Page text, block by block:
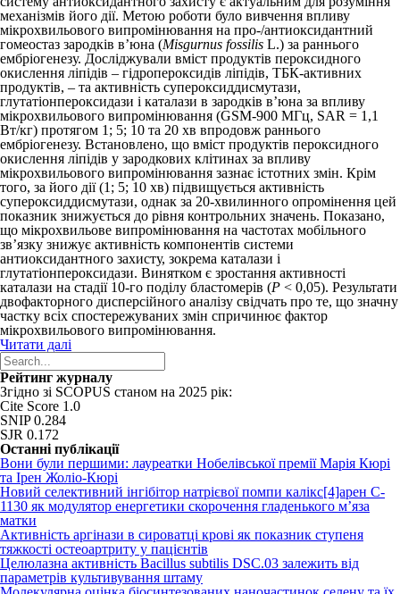
механізмів його дії. Метою роботи було вивчення впливу
мікрохвильового випромінювання на про-/антиоксидантний
гомеостаз зародків в’юна (Misgurnus fossilis L.) за раннього
ембріогенезу. Досліджували вміст продуктів пероксидного
окислення ліпідів – гідропероксидів ліпідів, ТБК-активних
продуктів, – та активність супероксиддисмутази,
глутатіонпероксидази і каталази в зародків в’юна за впливу
мікрохвильового випромінювання (GSM-900 МГц, SAR = 1,1
Вт/кг) протягом 1; 5; 10 та 20 хв впродовж раннього
ембріогенезу. Встановлено, що вміст продуктів пероксидного
окислення ліпідів у зародкових клітинах за впливу
мікрохвильового випромінювання зазнає істотних змін. Крім
того, за його дії (1; 5; 10 хв) підвищується активність
супероксиддисмутази, однак за 20-хвилинного опромінення цей
показник знижується до рівня контрольних значень. Показано,
що мікрохвильове випромінювання на частотах мобільного
зв’язку знижує активність компонентів системи
антиоксидантного захисту, зокрема каталази і
глутатіонпероксидази. Винятком є зростання активності
каталази на стадії 10-го поділу бластомерів (P < 0,05). Результати
двофакторного дисперсійного аналізу свідчать про те, що значну
частку всіх спостережуваних змін спричинює фактор
мікрохвильового випромінювання.
Читати далі
Рейтинг журналу
Згідно зі SCOPUS станом на 2025 рік:
Cite Score 1.0
SNIP 0.284
SJR 0.172
Останні публікації
Вони були першими: лауреатки Нобелівської премії Марія Кюрі
та Ірен Жоліо-Кюрі
Новий cелективний інгібітор натрієвої помпи калікс[4]арен C-
1130 як модулятор енергетики скорочення гладенького м’яза
матки
Активність аргінази в сироватці крові як показник ступеня
тяжкості остеоартриту у пацієнтів
Целюлазна активність Bacillus subtilis DSC.03 залежить від
параметрів культивування штаму